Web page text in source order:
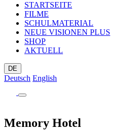
STARTSEITE
FILME
SCHULMATERIAL
NEUE VISIONEN PLUS
SHOP
AKTUELL
DE
Deutsch English
Memory Hotel